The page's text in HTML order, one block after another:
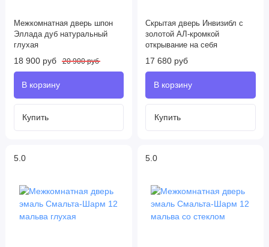
Межкомнатная дверь шпон
Эллада дуб натуральный
глухая
18 900 руб 20 900 руб
Скрытая дверь Инвизибл с
золотой АЛ-кромкой
открывание на себя
17 680 руб
5.0 5.0